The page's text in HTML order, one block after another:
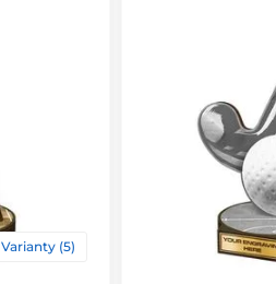
Varianty (5)